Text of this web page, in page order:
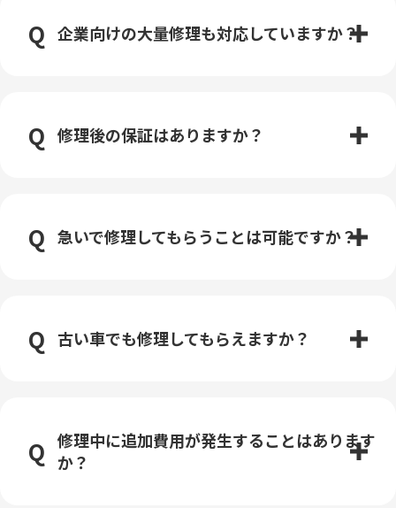
企業向けの大量修理も対応していますか？
修理後の保証はありますか？
急いで修理してもらうことは可能ですか？
古い車でも修理してもらえますか？
修理中に追加費用が発生することはあります
か？